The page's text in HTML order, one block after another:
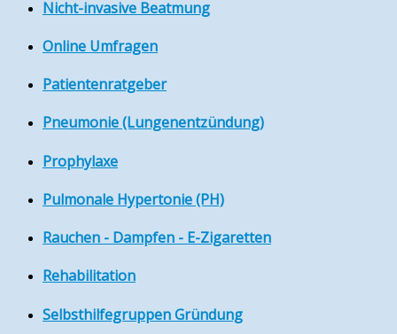
Nicht-invasive Beatmung
Online Umfragen
Patientenratgeber
Pneumonie (Lungenentzündung)
Prophylaxe
Pulmonale Hypertonie (PH)
Rauchen - Dampfen - E-Zigaretten
Rehabilitation
Selbsthilfegruppen Gründung